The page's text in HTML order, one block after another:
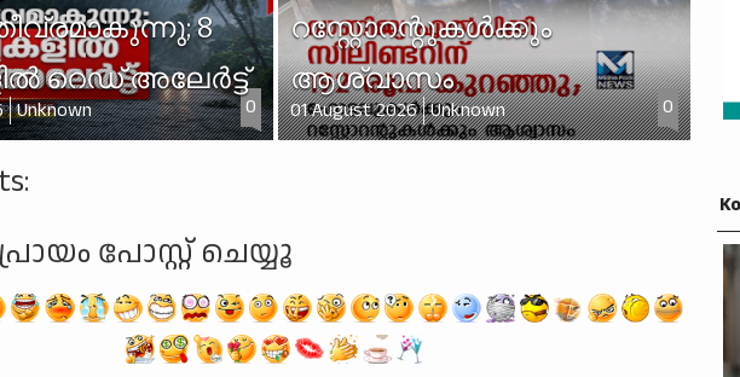
8
റെഡ് അലേർട്ട്
Unknown 0
റസ്റ്റോറന്റുകൾക്കും
ആശ്വാസം
01 August 2026 Unknown 0
പോസ്റ്റ് ചെയ്യൂ